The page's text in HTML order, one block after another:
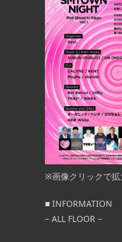
※画像クリックで拡
■ INFORMATION
– ALL FLOOR –